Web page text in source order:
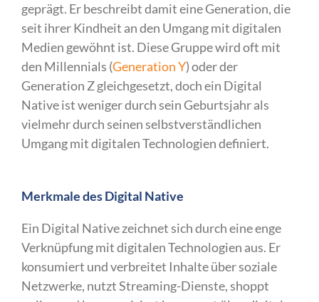
geprägt. Er beschreibt damit eine Generation, die
seit ihrer Kindheit an den Umgang mit digitalen
Medien gewöhnt ist. Diese Gruppe wird oft mit
den Millennials (Generation Y) oder der
Generation Z gleichgesetzt, doch ein Digital
Native ist weniger durch sein Geburtsjahr als
vielmehr durch seinen selbstverständlichen
Umgang mit digitalen Technologien definiert.
Merkmale des Digital Native
Ein Digital Native zeichnet sich durch eine enge
Verknüpfung mit digitalen Technologien aus. Er
konsumiert und verbreitet Inhalte über soziale
Netzwerke, nutzt Streaming-Dienste, shoppt